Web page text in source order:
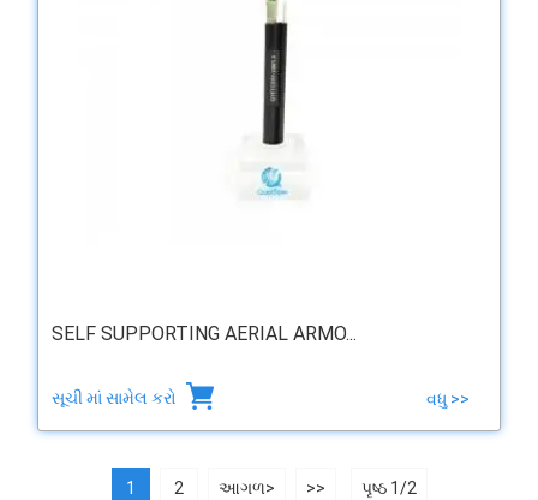
SELF SUPPORTING AERIAL ARMO...
સૂચી માં સામેલ કરો વધુ >>
1 2 આગળ> >> પૃષ્ઠ 1/2